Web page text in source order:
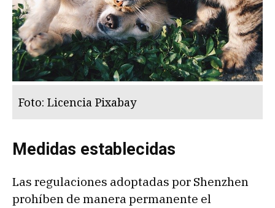
Foto: Licencia Pixabay
Medidas establecidas
Las regulaciones adoptadas por Shenzhen
prohíben de manera permanente el